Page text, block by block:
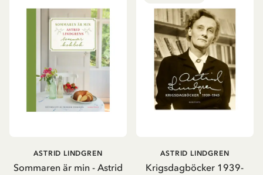
Sommaren är min - Astrid
ASTRID LINDGREN
Krigsdagböcker 1939-
ASTRID LINDGREN